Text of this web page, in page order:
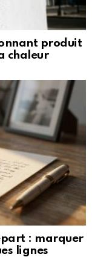
produit
chaleur
: marquer
lignes